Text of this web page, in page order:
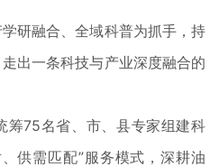
融合、全域科普为抓手，持
出一条科技与产业深度融合的
75名省、市、县专家组建科
供需匹配”服务模式，深耕油